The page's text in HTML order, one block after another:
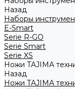
Назад
Наборы
E-Smart
Serie R-GO
Serie Smart
Serie XS
Ножи TAJIMA
Назад
Ножи TAJIMA